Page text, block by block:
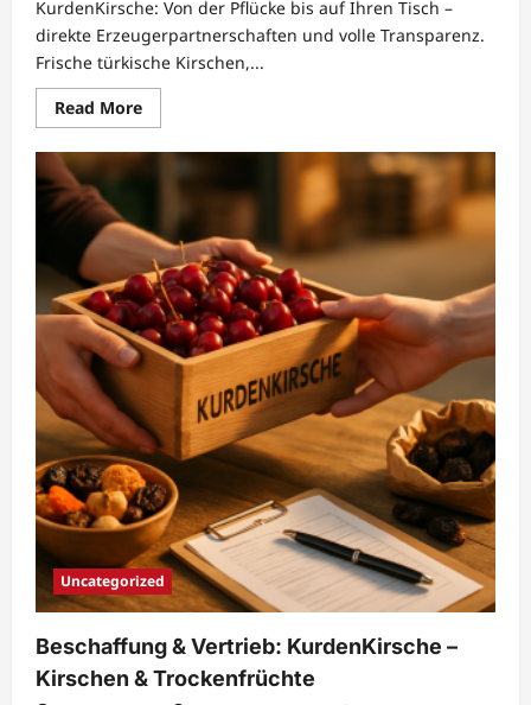
KurdenKirsche: Von der Pflücke bis auf Ihren Tisch –
direkte Erzeugerpartnerschaften und volle Transparenz.
Frische türkische Kirschen,...
Read MoreRead
more
KurdenKirsche:
Transparente
für
Kirschen
Uncategorized
Beschaffung & Vertrieb: KurdenKirsche –
Kirschen & Trockenfrüchte